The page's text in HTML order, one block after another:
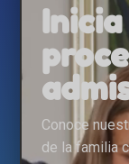
Conoce
de la familia